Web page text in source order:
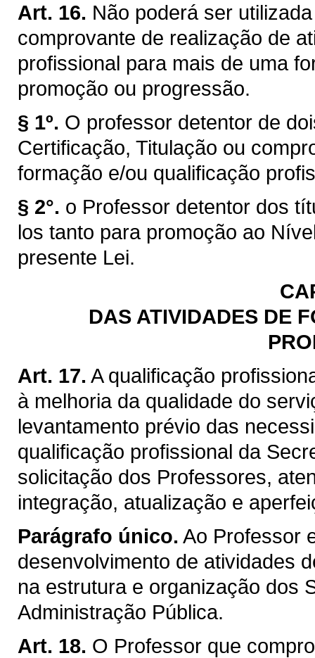
Art. 16. Não poderá ser
comprovante de realização de
profissional para mais de uma
promoção ou progressão.
§ 1º. O professor detentor de
Certificação, Titulação ou
formação e/ou qualificação
§ 2°. o Professor detentor dos
los tanto para promoção ao
presente Lei.
DAS ATIVIDADES DE
Art. 17. A qualificação
à melhoria da qualidade do
levantamento prévio das
qualificação profissional da
solicitação dos Professores,
integração, atualização e
Parágrafo único. Ao Professor
desenvolvimento de atividades
na estrutura e organização dos
Administração Pública.
Art. 18. O Professor que